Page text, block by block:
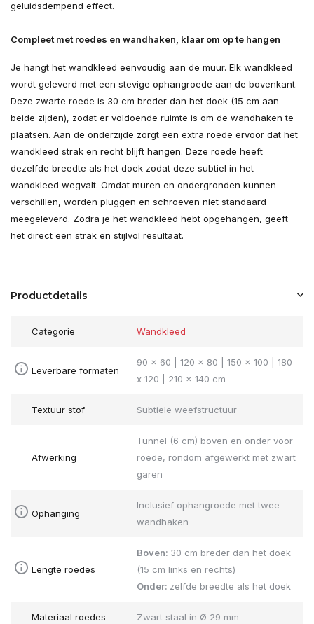
geluidsdempend effect.
Compleet met roedes en wandhaken, klaar om op te hangen
Je hangt het wandkleed eenvoudig aan de muur. Elk wandkleed
wordt geleverd met een stevige ophangroede aan de bovenkant.
Deze zwarte roede is 30 cm breder dan het doek (15 cm aan
beide zijden), zodat er voldoende ruimte is om de wandhaken te
plaatsen. Aan de onderzijde zorgt een extra roede ervoor dat het
wandkleed strak en recht blijft hangen. Deze roede heeft
dezelfde breedte als het doek zodat deze subtiel in het
wandkleed wegvalt. Omdat muren en ondergronden kunnen
verschillen, worden pluggen en schroeven niet standaard
meegeleverd. Zodra je het wandkleed hebt opgehangen, geeft
het direct een strak en stijlvol resultaat.
Productdetails
Categorie Wandkleed
Leverbare formaten
90 x 60 | 120 x 80 | 150 x 100 | 180
x 120 | 210 x 140 cm
Textuur stof Subtiele weefstructuur
Afwerking
Tunnel (6 cm) boven en onder voor
roede, rondom afgewerkt met zwart
garen
Ophanging
Inclusief ophangroede met twee
wandhaken
Lengte roedes
Boven: 30 cm breder dan het doek
(15 cm links en rechts)
Onder: zelfde breedte als het doek
Materiaal roedes Zwart staal in Ø 29 mm